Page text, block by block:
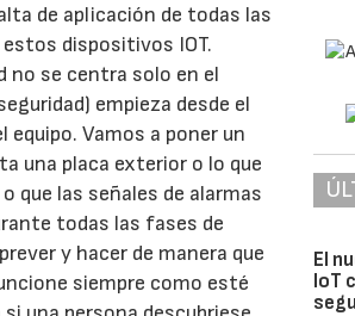
de aplicación de todas las
dispositivos IOT.
no se centra solo en el
empieza desde el
Vamos a poner un
una placa exterior o lo que
que las señales de alarmas
todas las fases de
y hacer de manera que
siempre como esté
El
IoT